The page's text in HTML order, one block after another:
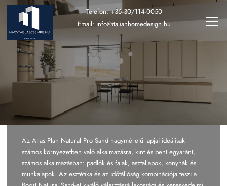
Ugrás
tartalomra
Menü
Telefon:+36-30/114-0050
Email: info@italianhomedesign.hu
Az Atlas Plan Natural Pro Sand nagyméretű lapjai ideálisak
számos környezetben való alkalmazásra, kint és bent egyaránt,
számos alkalmazásban: padlók és falak, asztallapok, konyhák és
munkalapok. Az esztétika és az időtállóság kombinációja teszi a